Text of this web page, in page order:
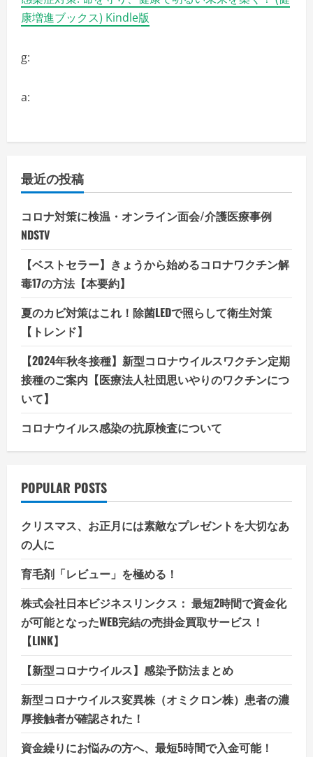
康増進ブックス) Kindle版
g:
a:
最近の投稿
コロナ対策に検温・オンライン面会/介護医療事例
NDSTV
【ベストセラー】きょうから始めるコロナワクチン解
毒17の方法【本要約】
夏のカビ対策はこれ！除菌LEDで照らして衛生対策
【トレンド】
【2024年秋冬接種】新型コロナウイルスワクチン定期
接種のご案内【医療法人社団思いやりのワクチンにつ
いて】
コロナウイルス感染の抗原検査について
POPULAR POSTS
クリスマス、お正月には素敵なプレゼントを大切なあ
の人に
育毛剤「レビュー」を極める！
株式会社日本ビジネスリンクス： 最短2時間で資金化
が可能となったWEB完結の売掛金買取サービス！
【LINK】
【新型コロナウイルス】感染予防法まとめ
新型コロナウイルス変異株（オミクロン株）患者の濃
厚接触者が確認された！
資金繰りにお悩みの方へ、最短5時間で入金可能！